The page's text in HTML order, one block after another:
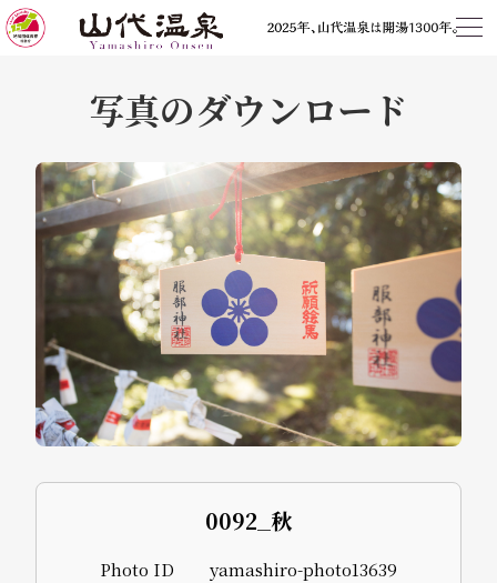
写真のダウンロード
0092_秋
Photo ID
yamashiro-photo13639